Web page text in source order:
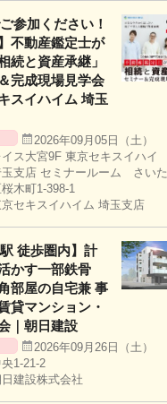
参加ください！
不動産鑑定士が
続と資産承継」
完成現場見学会
スイハイム 埼玉
2026年09月05日（土）
ス大宮9F 東京セキスイハイ
玉支店 セミナールーム さいた
木町1-398-1
セキスイハイム 埼玉支店
駅 徒歩圏内】計
かす一部鉄骨
部屋の自宅兼 事
貸マンション・
｜朝日建設
2026年09月26日（土）
1-21-2
建設株式会社